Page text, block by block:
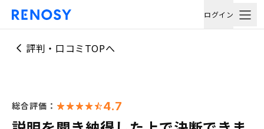
ログイン
評判・口コミTOPへ
総合評価： 4.7